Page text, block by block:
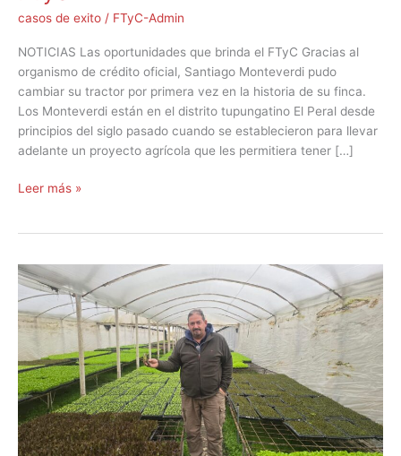
casos de exito / FTyC-Admin
NOTICIAS Las oportunidades que brinda el FTyC Gracias al
organismo de crédito oficial, Santiago Monteverdi pudo
cambiar su tractor por primera vez en la historia de su finca.
Los Monteverdi están en el distrito tupungatino El Peral desde
principios del siglo pasado cuando se establecieron para llevar
adelante un proyecto agrícola que les permitiera tener […]
Leer más »
“El
Fondo
me
dio
mano
muy
grande”